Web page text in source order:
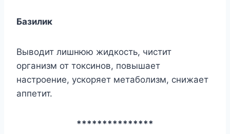
Базилик
Выводит лишнюю жидкость, чистит
организм от токсинов, повышает
настроение, ускоряет метаболизм, снижает
аппетит.
***************